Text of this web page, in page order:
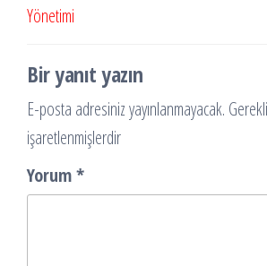
Yönetimi
Bir yanıt yazın
E-posta adresiniz yayınlanmayacak.
işaretlenmişlerdir
Yorum*